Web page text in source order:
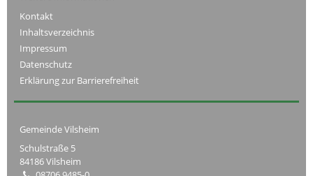
Kontakt
Inhaltsverzeichnis
Impressum
Datenschutz
Erklärung zur Barrierefreiheit
Gemeinde Vilsheim
Schulstraße 5
84186 Vilsheim